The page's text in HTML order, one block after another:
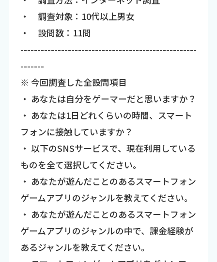
・ 調査対象：10代以上男女
・ 設問数：11問
----------------------------------------------------
-------
※ 今回調査した全設問項目
・ あなたは自分をゲーマーだと思いますか？
・ あなたは1日どれくらいの時間、スマート
フォンに接触していますか？
・ 以下のSNSサービスで、現在利用している
ものを全て選択してください。
・ あなたが遊んだことのあるスマートフォン
ゲームアプリのジャンルを教えてください。
・ あなたが遊んだことのあるスマートフォン
ゲームアプリのジャンルの中で、課金経験が
あるジャンルを教えてください。